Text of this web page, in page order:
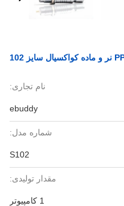
نام تجاری:
ebuddy
شماره مدل:
S102
مقدار تولیدی:
1 کامپیوتر